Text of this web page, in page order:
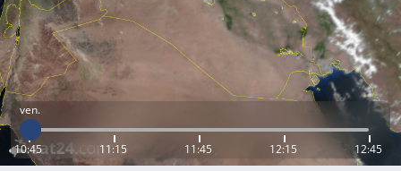
ven.
10:45 11:15 11:45 12:15 12:45